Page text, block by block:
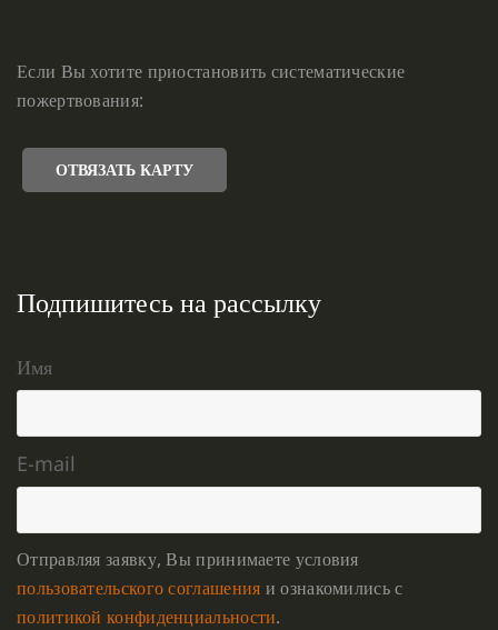
Если Вы хотите приостановить систематические
пожертвования:
ОТВЯЗАТЬ КАРТУ
Подпишитесь на рассылку
Имя
E-mail
Отправляя заявку, Вы принимаете условия
пользовательского соглашения и ознакомились с
политикой конфиденциальности.